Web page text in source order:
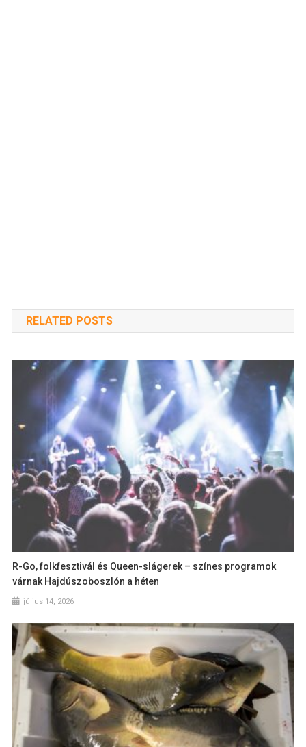
RELATED POSTS
R-Go, folkfesztivál és Queen-slágerek – színes programok
várnak Hajdúszoboszlón a héten
július 14, 2026